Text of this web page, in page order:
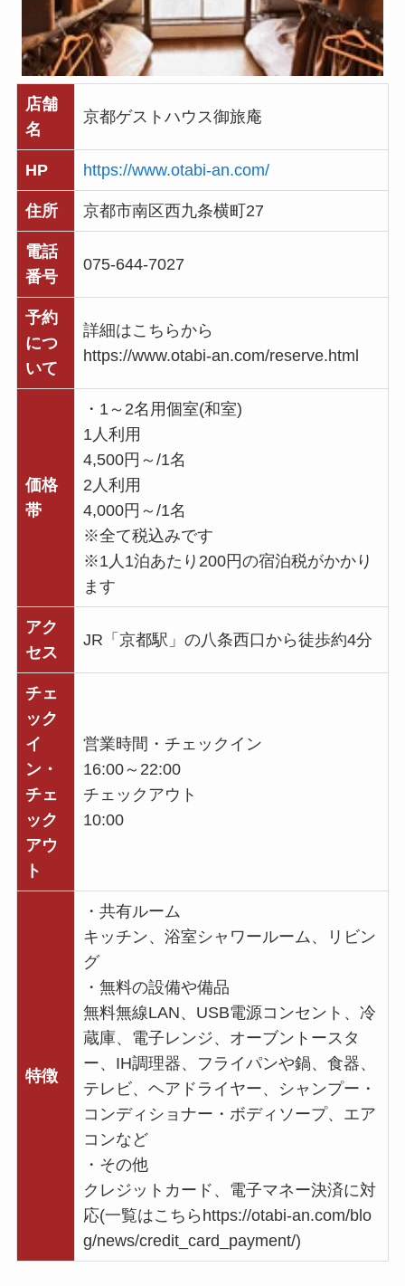
店舗
名
京都ゲストハウス御旅庵
HP https://www.otabi-an.com/
住所 京都市南区西九条横町27
電話
番号
075-644-7027
予約
につ
いて
詳細はこちらから
https://www.otabi-an.com/reserve.html
価格
帯
・1～2名用個室(和室)
1人利用
4,500円～/1名
2人利用
4,000円～/1名
※全て税込みです
※1人1泊あたり200円の宿泊税がかかり
ます
アク
セス
JR「京都駅」の八条西口から徒歩約4分
チェ
ック
イ
ン・
チェ
ック
アウ
ト
営業時間・チェックイン
16:00～22:00
チェックアウト
10:00
特徴
・共有ルーム
キッチン、浴室シャワールーム、リビン
グ
・無料の設備や備品
無料無線LAN、USB電源コンセント、冷
蔵庫、電子レンジ、オーブントースタ
ー、IH調理器、フライパンや鍋、食器、
テレビ、ヘアドライヤー、シャンプー・
コンディショナー・ボディソープ、エア
コンなど
・その他
クレジットカード、電子マネー決済に対
応(一覧はこちらhttps://otabi-an.com/blo
g/news/credit_card_payment/)